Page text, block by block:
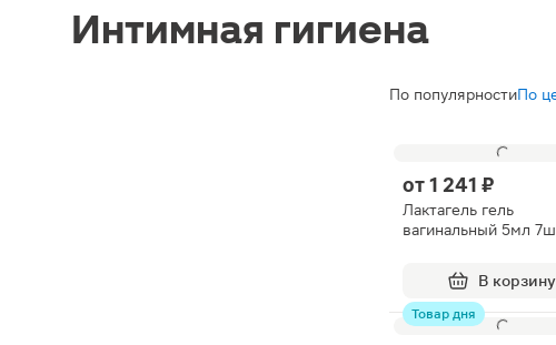
Интимная гигиена
По популярностиПо
от1 241 ₽
Лактагель гель
вагинальный 5мл
В корзину
Товар дня